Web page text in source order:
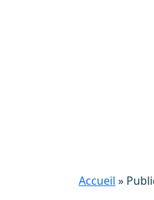
g
Accueil »